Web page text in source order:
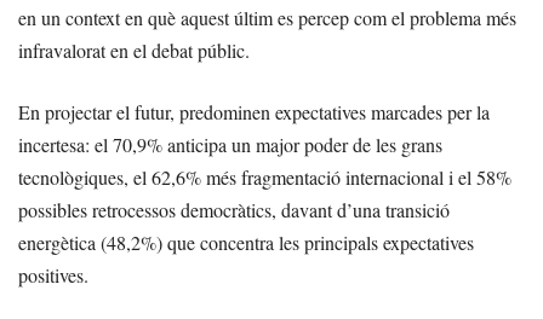
en un context en què aquest últim es percep com el problema més
infravalorat en el debat públic.
En projectar el futur, predominen expectatives marcades per la
incertesa: el 70,9% anticipa un major poder de les grans
tecnològiques, el 62,6% més fragmentació internacional i el 58%
possibles retrocessos democràtics, davant d’una transició
energètica (48,2%) que concentra les principals expectatives
positives.